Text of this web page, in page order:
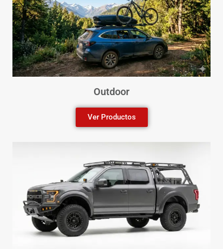
Outdoor
Ver Productos